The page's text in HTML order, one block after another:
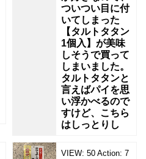
ついつい目に付
いてしまった
【タルトタタン
1個入】が美味
しそうで買って
しまいました。
タルトタタンと
言えばパイを思
い浮かべるので
すけど、こちら
はしっとりし
VIEW: 50 Action: 7